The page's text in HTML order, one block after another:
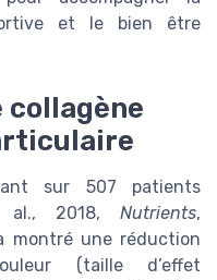
et le bien être
collagène
sur 507 patients
al., 2018, Nutrients,
montré une réduction
(taille d’effet